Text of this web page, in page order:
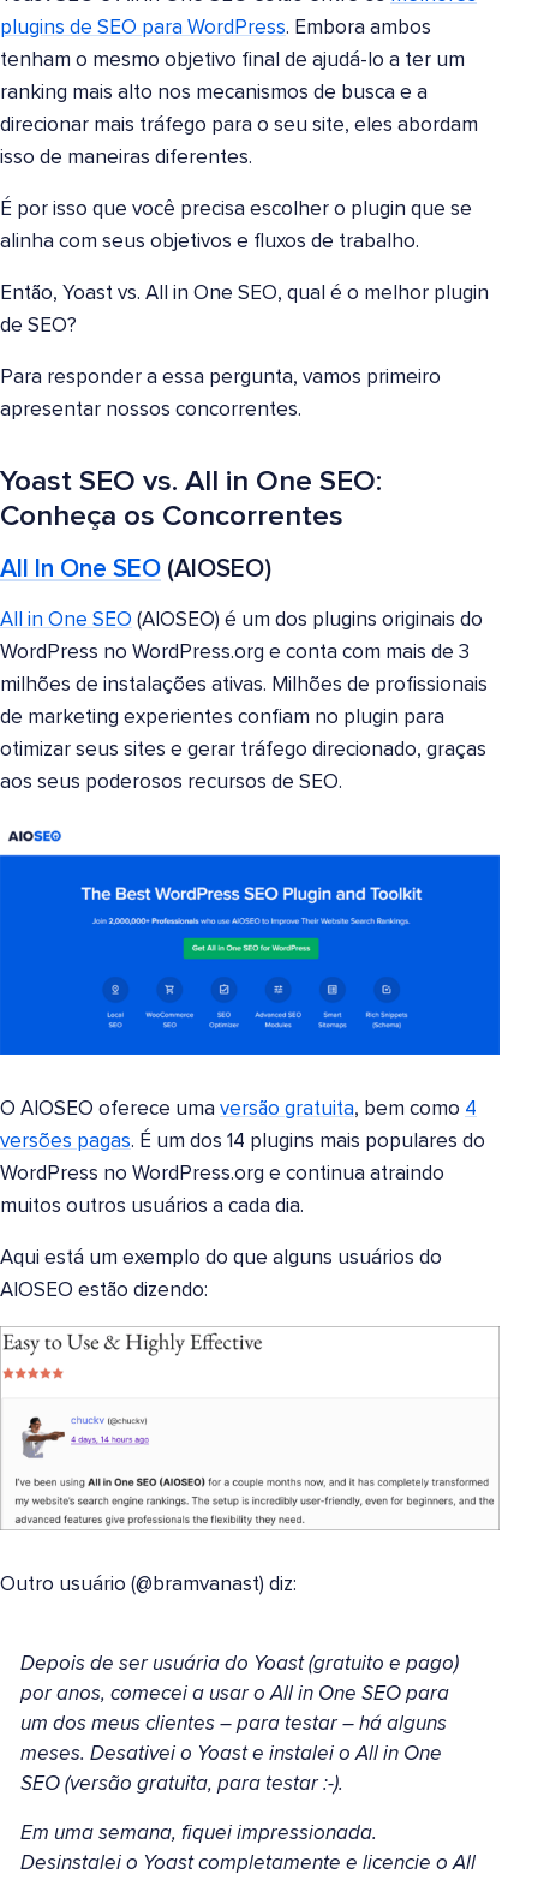
plugins de SEO para WordPress. Embora ambos
tenham o mesmo objetivo final de ajudá-lo a ter um
ranking mais alto nos mecanismos de busca e a
direcionar mais tráfego para o seu site, eles abordam
isso de maneiras diferentes.
É por isso que você precisa escolher o plugin que se
alinha com seus objetivos e fluxos de trabalho.
Então, Yoast vs. All in One SEO, qual é o melhor plugin
de SEO?
Para responder a essa pergunta, vamos primeiro
apresentar nossos concorrentes.
Yoast SEO vs. All in One SEO:
Conheça os Concorrentes
All In One SEO (AIOSEO)
All in One SEO (AIOSEO) é um dos plugins originais do
WordPress no WordPress.org e conta com mais de 3
milhões de instalações ativas. Milhões de profissionais
de marketing experientes confiam no plugin para
otimizar seus sites e gerar tráfego direcionado, graças
aos seus poderosos recursos de SEO.
O AIOSEO oferece uma versão gratuita, bem como 4
versões pagas. É um dos 14 plugins mais populares do
WordPress no WordPress.org e continua atraindo
muitos outros usuários a cada dia.
Aqui está um exemplo do que alguns usuários do
AIOSEO estão dizendo:
Outro usuário (@bramvanast) diz:
Depois de ser usuária do Yoast (gratuito e pago)
por anos, comecei a usar o All in One SEO para
um dos meus clientes – para testar – há alguns
meses. Desativei o Yoast e instalei o All in One
SEO (versão gratuita, para testar :-).
Em uma semana, fiquei impressionada.
Desinstalei o Yoast completamente e licencie o All